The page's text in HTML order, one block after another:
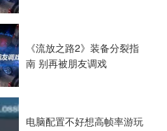
《流放之路2》装备分裂指
南 别再被朋友调戏
电脑配置不好想高帧率游玩